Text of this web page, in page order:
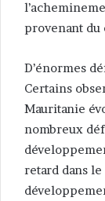
provenant du
D’énormes
Certains
Mauritanie
nombreux
retard dans